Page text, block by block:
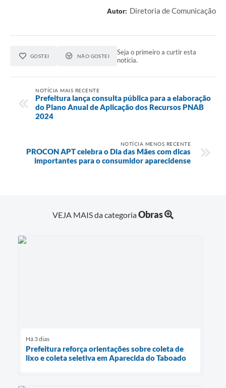
Autor: Diretoria de Comunicação
GOSTEI NÃO GOSTEI
Seja o primeiro a curtir esta
notícia.
NOTÍCIA MAIS RECENTE
Prefeitura lança consulta pública para a elaboração
do Plano Anual de Aplicação dos Recursos PNAB
2024
NOTÍCIA MENOS RECENTE
PROCON APT celebra o Dia das Mães com dicas
importantes para o consumidor aparecidense
VEJA MAIS da categoriaObras
Há 3 dias
Prefeitura reforça orientações sobre coleta de
lixo e coleta seletiva em Aparecida do Taboado